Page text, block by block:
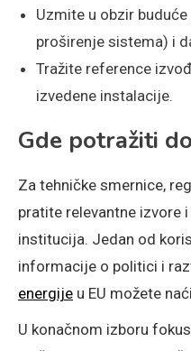
Uzmite u obzir
proširenje sistema) i
Tražite reference
izvedene instalacije.
Gde potražiti
Za tehničke smernice,
pratite relevantne izvore
institucija. Jedan od
informacije o politici i
energije u EU možete
U konačnom izboru